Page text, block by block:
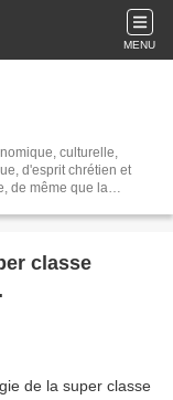
MENU
culturelle,
d'esprit chrétien et
de même que la
classe